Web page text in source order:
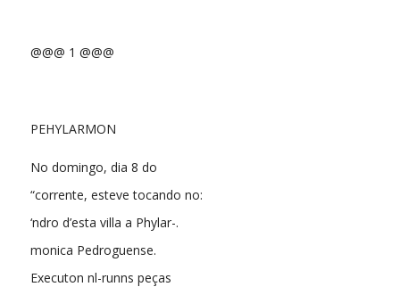
@@@ 1 @@@
PEHYLARMON
No domingo, dia 8 do
“corrente, esteve tocando no:
‘ndro d’esta villa a Phylar-.
monica Pedroguense.
Executon nl-runns peças